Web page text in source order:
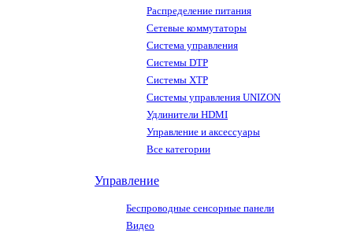
Распределение питания
Сетевые коммутаторы
Система управления
Системы DTP
Системы XTP
Системы управления UNIZON
Удлинители HDMI
Управление и аксессуары
Все категории
Управление
Беспроводные сенсорные панели
Видео